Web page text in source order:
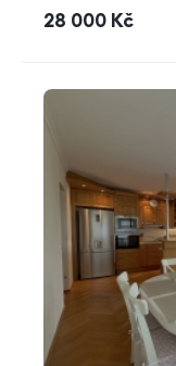
cena
28 000 Kč